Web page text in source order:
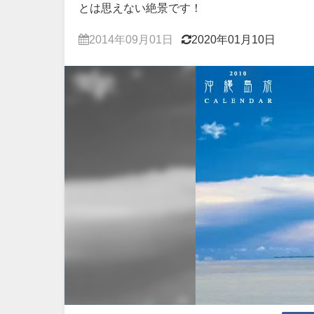
とは思えない絶景です！
2014年09月01日 2020年01月10日